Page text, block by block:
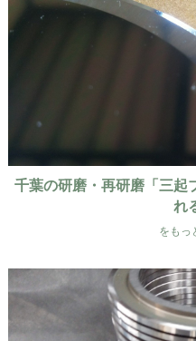
千葉の研磨・再研磨「三起
れ
をも